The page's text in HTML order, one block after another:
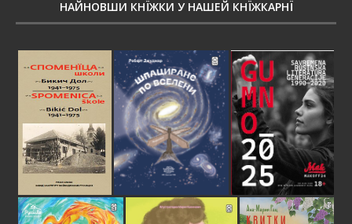
НАЙНОВШИ КНЇЖКИ У НАШЕЙ КНЇЖКАРНЇ